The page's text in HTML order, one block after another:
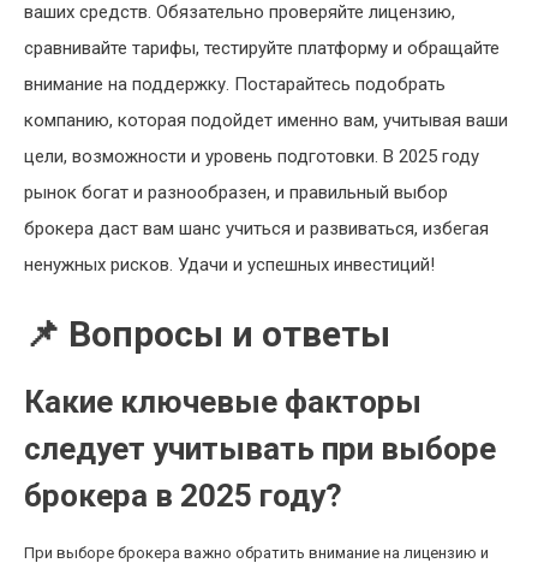
ваших средств. Обязательно проверяйте лицензию,
сравнивайте тарифы, тестируйте платформу и обращайте
внимание на поддержку. Постарайтесь подобрать
компанию, которая подойдет именно вам, учитывая ваши
цели, возможности и уровень подготовки. В 2025 году
рынок богат и разнообразен, и правильный выбор
брокера даст вам шанс учиться и развиваться, избегая
ненужных рисков. Удачи и успешных инвестиций!
📌 Вопросы и ответы
Какие ключевые факторы
следует учитывать при выборе
брокера в 2025 году?
При выборе брокера важно обратить внимание на лицензию и